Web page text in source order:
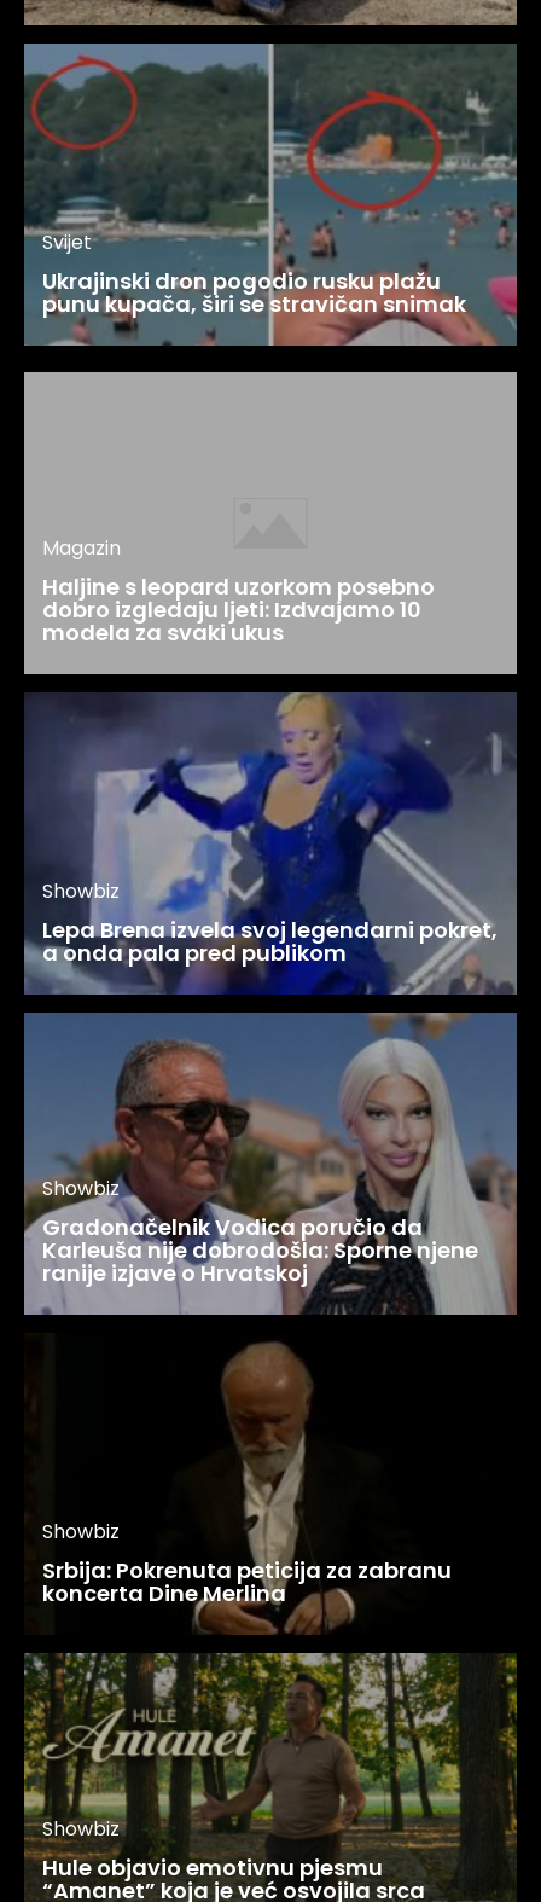
Svijet
Ukrajinski dron pogodio rusku plažu
punu kupača, širi se stravičan snimak
Magazin
Haljine s leopard uzorkom posebno
dobro izgledaju ljeti: Izdvajamo 10
modela za svaki ukus
Showbiz
Lepa Brena izvela svoj legendarni pokret,
a onda pala pred publikom
Showbiz
Gradonačelnik Vodica poručio da
Karleuša nije dobrodošla: Sporne njene
ranije izjave o Hrvatskoj
Showbiz
Srbija: Pokrenuta peticija za zabranu
koncerta Dine Merlina
Showbiz
Hule objavio emotivnu pjesmu
“Amanet” koja je već osvojila srca